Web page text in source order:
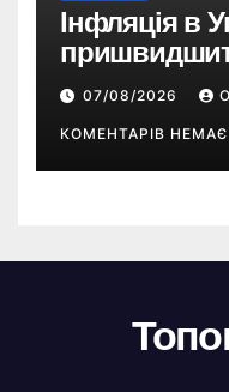
Інфляція в
році —
07/08/2026
КОМЕНТАРІВ НЕМАЄ